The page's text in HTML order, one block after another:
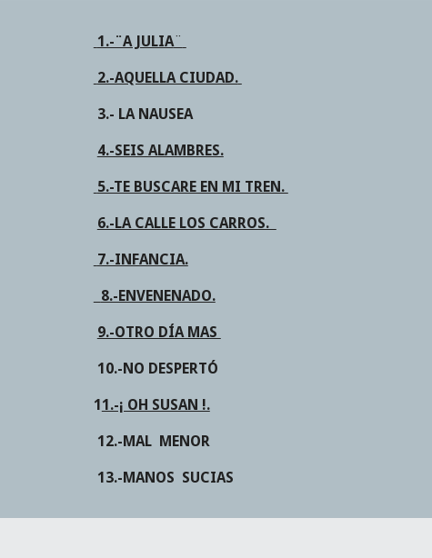
1.-¨A JULIA¨
2.-AQUELLA CIUDAD.
3.- LA NAUSEA
4.-SEIS ALAMBRES.
5.-TE BUSCARE EN MI TREN.
6.-LA CALLE LOS CARROS.
7.-INFANCIA.
8.-ENVENENADO.
9.-OTRO DÍA MAS
10.-NO DESPERTÓ
11.-¡ OH SUSAN !.
12.-MAL  MENOR
13.-MANOS  SUCIAS